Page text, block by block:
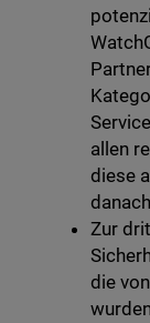
allen
diese
Zur
die